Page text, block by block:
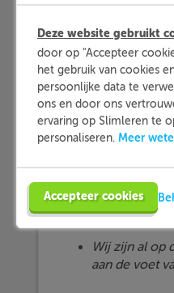
I could see
parents
Ik kon zien
ouders zich
van we are en
We'reat the
Wij zijn al op
aan de voet
Deze website gebruikt
door op "Accepteer
het gebruik van cookies
persoonlijke data te
ons en door ons
ervaring op Slimleren te
personaliseren. Meer
Accepteer cookies